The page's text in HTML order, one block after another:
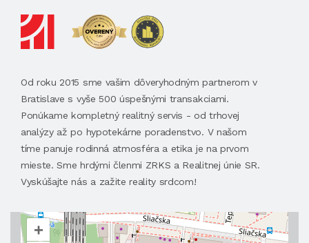
Od roku 2015 sme vašim dôveryhodným partnerom v
Bratislave s vyše 500 úspešnými transakciami.
Ponúkame kompletný realitný servis - od trhovej
analýzy až po hypotekárne poradenstvo. V našom
tíme panuje rodinná atmosféra a etika je na prvom
mieste. Sme hrdými členmi ZRKS a Realitnej únie SR.
Vyskúšajte nás a zažite reality srdcom!
+